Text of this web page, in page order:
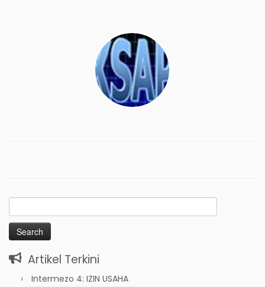
Search
for:
Artikel Terkini
Intermezo 4: IZIN USAHA